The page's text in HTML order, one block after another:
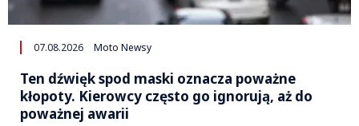
07.08.2026 Moto Newsy
Ten dźwięk spod maski oznacza poważne
kłopoty. Kierowcy często go ignorują, aż do
poważnej awarii